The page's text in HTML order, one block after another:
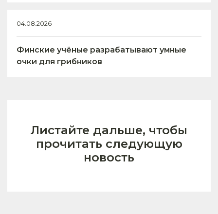
04.08.2026
Финские учёные разрабатывают умные
очки для грибников
Листайте дальше, чтобы
прочитать следующую
новость